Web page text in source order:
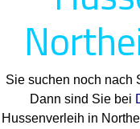
Sie suchen noch nach
Dann sind Sie bei
Hussenverleih in